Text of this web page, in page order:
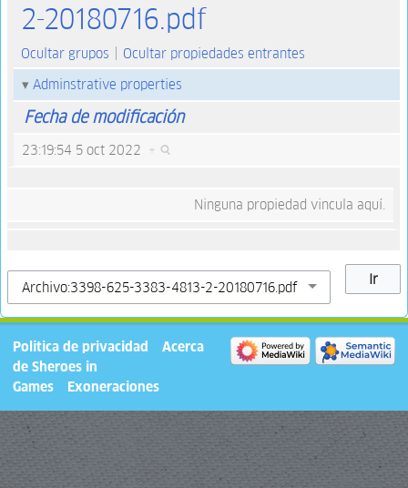
2-20180716.pdf
Ocultar grupos
Ocultar propiedades entrantes
Adminstrative properties
Fecha de modificación
23:19:54 5 oct 2022 +
Ninguna propiedad vincula aquí.
Política de privacidad
Acerca
de Sheroes in
Games
Exoneraciones